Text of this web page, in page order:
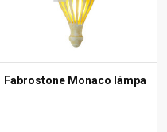
Fabrostone Monaco lámpa